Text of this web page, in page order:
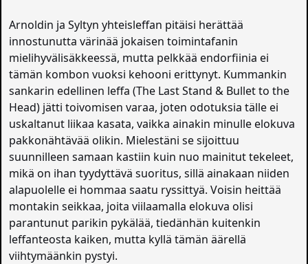
Arnoldin ja Syltyn yhteisleffan pitäisi herättää
innostunutta värinää jokaisen toimintafanin
mielihyvälisäkkeessä, mutta pelkkää endorfiinia ei
tämän kombon vuoksi kehooni erittynyt. Kummankin
sankarin edellinen leffa (The Last Stand & Bullet to the
Head) jätti toivomisen varaa, joten odotuksia tälle ei
uskaltanut liikaa kasata, vaikka ainakin minulle elokuva
pakkonähtävää olikin. Mielestäni se sijoittuu
suunnilleen samaan kastiin kuin nuo mainitut tekeleet,
mikä on ihan tyydyttävä suoritus, sillä ainakaan niiden
alapuolelle ei hommaa saatu ryssittyä. Voisin heittää
montakin seikkaa, joita viilaamalla elokuva olisi
parantunut parikin pykälää, tiedänhän kuitenkin
leffanteosta kaiken, mutta kyllä tämän äärellä
viihtymäänkin pystyi.